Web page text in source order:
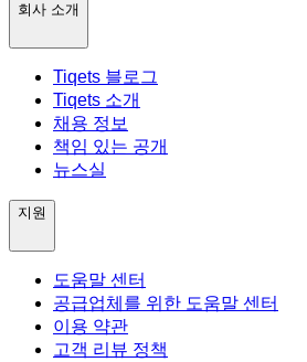
회사 소개
Tiqets 블로그
Tiqets 소개
채용 정보
책임 있는 공개
뉴스실
지원
도움말 센터
공급업체를 위한 도움말 센터
이용 약관
고객 리뷰 정책